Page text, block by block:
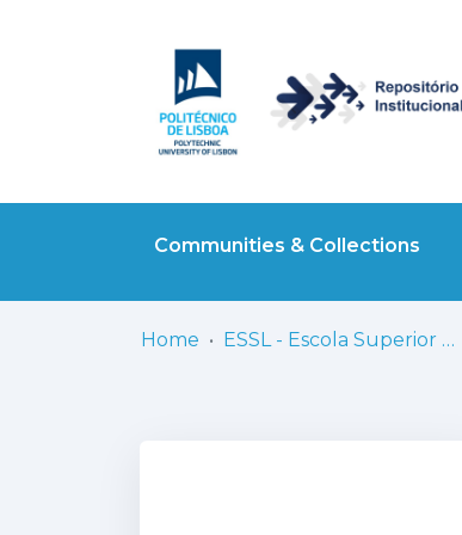
Communities & Collections
Home ESSL - Escola Superior de Saúde de Lisboa